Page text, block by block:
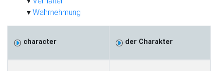
Wahrnehmung
character der Charakter